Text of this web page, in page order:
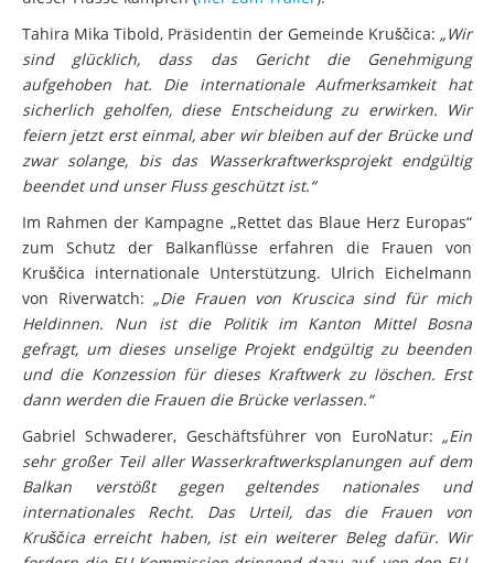
sind glücklich, dass das Gericht die Genehmigung
aufgehoben hat. Die internationale Aufmerksamkeit hat
sicherlich geholfen, diese Entscheidung zu erwirken. Wir
feiern jetzt erst einmal, aber wir bleiben auf der Brücke und
zwar solange, bis das Wasserkraftwerksprojekt endgültig
beendet und unser Fluss geschützt ist.“
zum Schutz der Balkanflüsse erfahren die Frauen von
Kruščica internationale Unterstützung. Ulrich Eichelmann
von Riverwatch:„Die Frauen von Kruscica sind für mich
Heldinnen. Nun ist die Politik im Kanton Mittel Bosna
gefragt, um dieses unselige Projekt endgültig zu beenden
und die Konzession für dieses Kraftwerk zu löschen. Erst
dann werden die Frauen die Brücke verlassen.“
sehr großer Teil aller Wasserkraftwerksplanungen auf dem
Balkan verstößt gegen geltendes nationales und
internationales Recht. Das Urteil, das die Frauen von
Kruščica erreicht haben, ist ein weiterer Beleg dafür. Wir
fordern die EU-Kommission dringend dazu auf, von den EU-